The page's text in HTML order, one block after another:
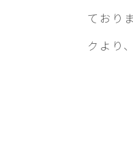
ており
クより